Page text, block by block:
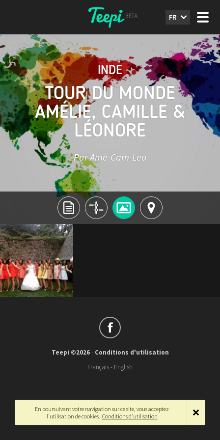
FR
INDE
TOUR DU MONDE
AMÉLIE, CAMILLE &
LÉONORE
Par Ame-Cam-Leo
Teepi ©2026- Conditions d'utilisation
Français- English
En poursuivant votre navigation sur ce site, vous acceptez
l'utilisation de cookies. Conditions d'utilisation